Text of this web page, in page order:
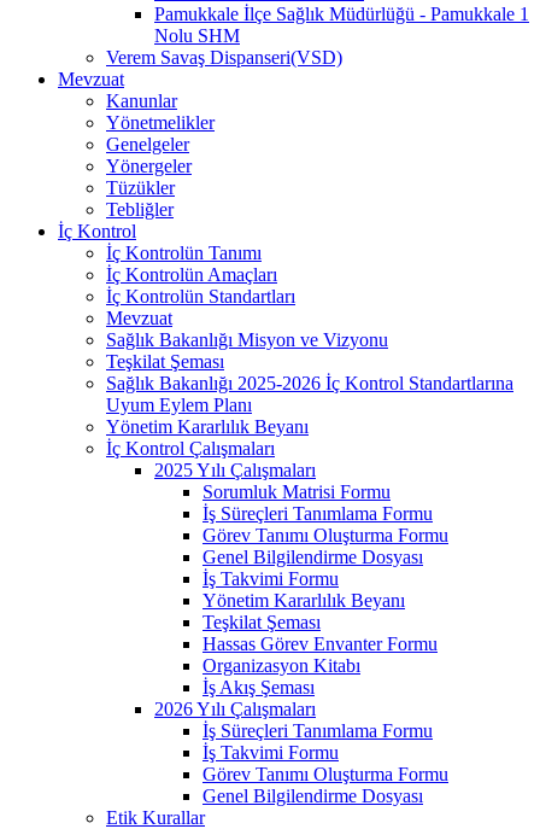
Pamukkale İlçe Sağlık Müdürlüğü - Pamukkale 1
Nolu SHM
Verem Savaş Dispanseri(VSD)
Mevzuat
Kanunlar
Yönetmelikler
Genelgeler
Yönergeler
Tüzükler
Tebliğler
İç Kontrol
İç Kontrolün Tanımı
İç Kontrolün Amaçları
İç Kontrolün Standartları
Mevzuat
Sağlık Bakanlığı Misyon ve Vizyonu
Teşkilat Şeması
Sağlık Bakanlığı 2025-2026 İç Kontrol Standartlarına
Uyum Eylem Planı
Yönetim Kararlılık Beyanı
İç Kontrol Çalışmaları
2025 Yılı Çalışmaları
Sorumluk Matrisi Formu
İş Süreçleri Tanımlama Formu
Görev Tanımı Oluşturma Formu
Genel Bilgilendirme Dosyası
İş Takvimi Formu
Yönetim Kararlılık Beyanı
Teşkilat Şeması
Hassas Görev Envanter Formu
Organizasyon Kitabı
İş Akış Şeması
2026 Yılı Çalışmaları
İş Süreçleri Tanımlama Formu
İş Takvimi Formu
Görev Tanımı Oluşturma Formu
Genel Bilgilendirme Dosyası
Etik Kurallar